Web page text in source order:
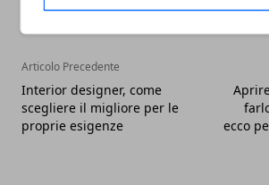
Articolo Precedente
Interior designer, come
scegliere il migliore per le
proprie esigenze
ecco